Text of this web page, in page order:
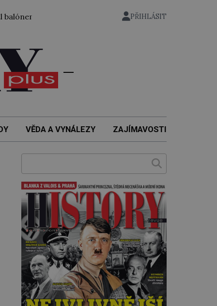
ze zahrady nuselského pivovaru a stal se tak prvním
PŘIHLÁSIT
VĚDA A VYNÁLEZY ZAJÍMAVOSTI